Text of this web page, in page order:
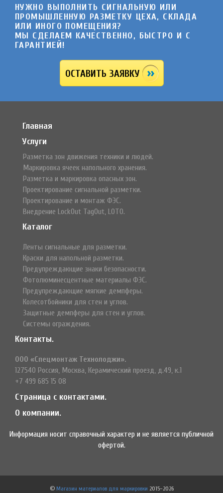
НУЖНО ВЫПОЛНИТЬ СИГНАЛЬНУЮ ИЛИ
ПРОМЫШЛЕННУЮ РАЗМЕТКУ ЦЕХА, СКЛАДА
ИЛИ ИНОГО ПОМЕЩЕНИЯ?
МЫ СДЕЛАЕМ КАЧЕСТВЕННО, БЫСТРО И C
ГАРАНТИЕЙ!
ОСТАВИТЬ ЗАЯВКУ
Главная
Услуги
Разметка зон движения техники и людей.
Маркировка ячеек напольного хранения.
Разметка и маркировка опасных зон.
Проектирование сигнальной разметки.
Проектирование и монтаж ФЭС.
Внедрение LockOut TagOut, LOTO.
Каталог
Ленты сигнальные для разметки.
Краски для напольной разметки.
Предупреждающие знаки безопасности.
Фотолюминесцентные материалы ФЭС.
Предупреждающие мягкие демпферы.
Колесотбойники для стен и углов.
Защитные демпферы для стен и углов.
Системы ограждения.
Контакты.
ООО «Спецмонтаж Технолоджи».
127540 Россия, Москва, Керамический проезд, д.49, к.1
+7 499 685 15 08
Страница с контактами.
О компании.
Информация носит справочный характер и не является публичной
офертой.
© Магазин материалов для маркировки 2015–2026